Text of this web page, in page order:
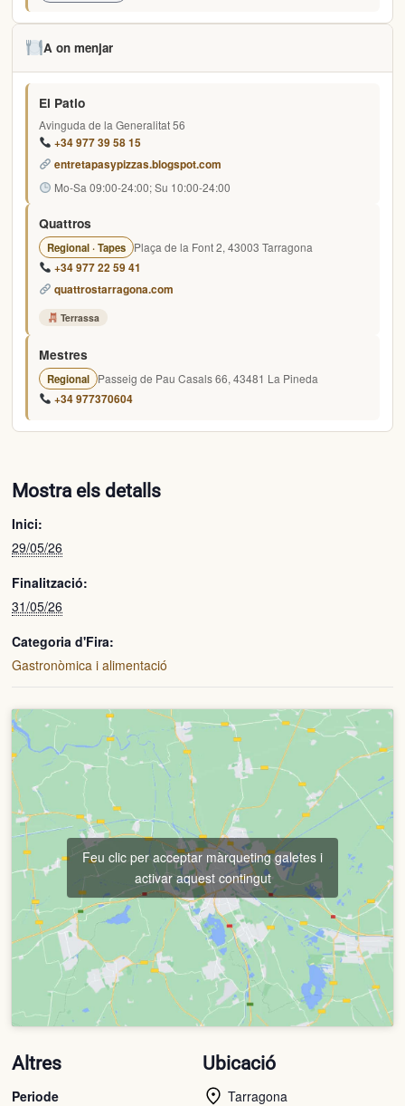
A on menjar
El Patio
Avinguda de la Generalitat 56
+34 977 39 58 15
entretapasypizzas.blogspot.com
Mo-Sa 09:00-24:00; Su 10:00-24:00
Quattros
Regional · Tapes
Plaça de la Font 2, 43003 Tarragona
+34 977 22 59 41
quattrostarragona.com
Terrassa
Mestres
Regional
Passeig de Pau Casals 66, 43481 La Pineda
+34 977370604
Mostra els detalls
Inici:
29/05/26
Finalització:
31/05/26
Categoria d'Fira:
Gastronòmica i alimentació
Feu clic per acceptar màrqueting galetes i
activar aquest contingut
Ubicació
Tarragona
Altres
Periode